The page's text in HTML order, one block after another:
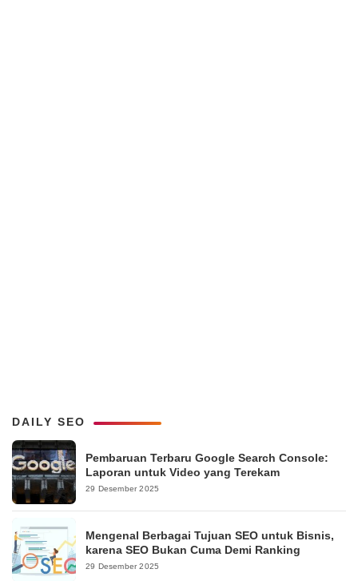
DAILY SEO
Pembaruan Terbaru Google Search Console:
Laporan untuk Video yang Terekam
29 Desember 2025
Mengenal Berbagai Tujuan SEO untuk Bisnis,
karena SEO Bukan Cuma Demi Ranking
29 Desember 2025